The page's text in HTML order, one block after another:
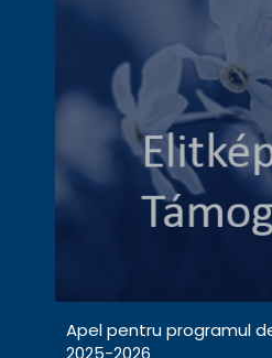
Apel pentru programul
2025-2026